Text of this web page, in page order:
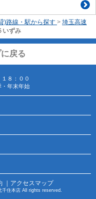
)路線・駅から探す > 埼玉高速
いずみ
戻る
８：００
・年末年始
｜アクセスマップ
千住本店 All rights reserved.